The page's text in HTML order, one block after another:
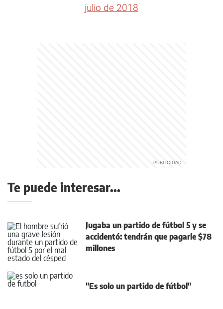
julio de 2018
Te puede interesar...
Jugaba un partido de fútbol 5 y se
accidentó: tendrán que pagarle $78
millones
"Es solo un partido de fútbol"